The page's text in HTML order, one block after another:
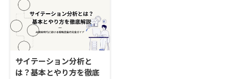
サイテーション分析と
は？基本とやり方を徹底